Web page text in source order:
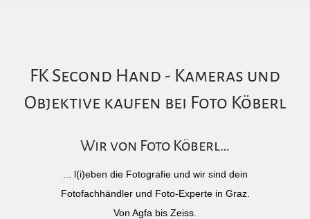
FK Second Hand - Kameras und
Objektive kaufen bei Foto Köberl
Wir von Foto Köberl…
... l(i)eben die Fotografie und wir sind dein
Fotofachhändler und Foto-Experte in Graz.
Von Agfa bis Zeiss.